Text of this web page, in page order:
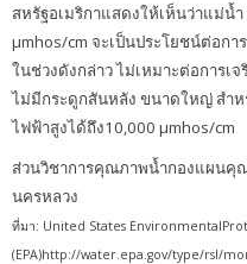
สหรัฐอเมริกาแสดงให้เห็นว่าแม่น้
µmhos/cm จะเป็นประโยชน์ต่อก
ในช่วงดังกล่าว ไม่เหมาะต่อการเ
ไม่มีกระดูกสันหลัง ขนาดใหญ่ สำ
ไฟฟ้าสูงได้ถึง10,000 µmhos/cm
ส่วนวิชาการคุณภาพน้ำกองแผนคุ
นครหลวง
ที่มา: United States
(EPA)http://water.epa.gov/type/rsl/